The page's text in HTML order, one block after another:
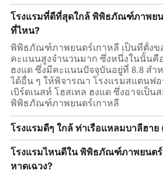
โรงแรมที่ดีที่สุดใกล้ พิพิธภัณฑ์ภาพยน
ที่ไหน?
พิพิธภัณฑ์ภาพยนตร์เกาหลี เป็นที่ตั้งข
คะแนนสูงจำนวนมาก ซึ่งหนึ่งในนั้นคื
ฮงแด ซึ่งมีคะแนนปัจจุบันอยู่ที่ 8.8 สำ
ได้อื่น ๆ ให้พิจารณา โรงแรมสแตนฟ
เบิร์ดเนสท์ โฮสเทล ฮงแด ซึ่งอาจเป็
พิพิธภัณฑ์ภาพยนตร์เกาหลี
โรงแรมดีๆ ใกล้ ท่าเรือแหลมบาลีฮา
โรงแรมไหนดีใน พิพิธภัณฑ์ภาพยนตร์
หาดเฉวง?